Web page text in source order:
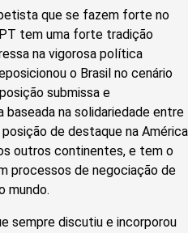
que se fazem forte no
tem uma forte tradição
na vigorosa política
o Brasil no cenário
submissa e
na solidariedade entre
de destaque na América
outros continentes, e tem o
processos de negociação de
mundo.
sempre discutiu e incorporou